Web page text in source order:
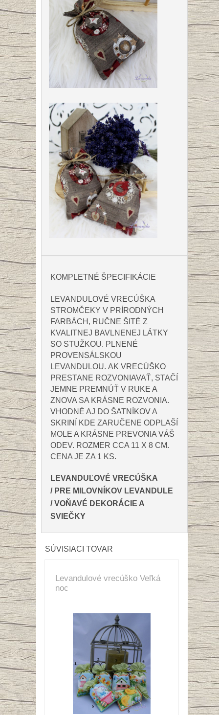
KOMPLETNÉ ŠPECIFIKÁCIE
LEVANDULOVÉ VRECÚŠKA
STROMČEKY V PRÍRODNÝCH
FARBÁCH , RUČNE ŠITÉ Z
KVALITNEJ BAVLNENEJ LÁTKY
SO STUŽKOU. PLNENÉ
PROVENSÁLSKOU
LEVANDULOU. AK VRECÚŠKO
PRESTANE ROZVONIAVAŤ, STAČÍ
JEMNE PREMNÚŤ V RUKE A
ZNOVA SA KRÁSNE ROZVONIA.
VHODNÉ AJ DO ŠATNÍKOV A
SKRINÍ KDE ZARUČENE ODPLAŠÍ
MOLE A KRÁSNE PREVONIA VÁŠ
ODEV. ROZMER CCA 11 X 8 CM.
CENA JE ZA 1 KS.
LEVANDUĽOVÉ VRECÚŠKA
/ PRE MILOVNÍKOV LEVANDULE
/VOŇAVÉ DEKORÁCIE A
SVIEČKY
SÚVISIACI TOVAR
Levandulové vrecúško Veľká
noc